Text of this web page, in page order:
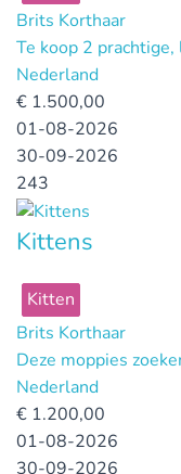
Brits Korthaar
Te koop 2
Nederland
€ 1.500,00
01-08-2026
30-09-2026
243
Kittens
Kitten
Brits Korthaar
Deze moppies
Nederland
€ 1.200,00
01-08-2026
30-09-2026